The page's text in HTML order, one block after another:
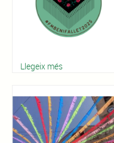
Llegeix més